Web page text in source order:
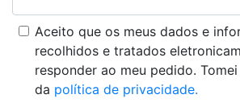
Aceito que os meus dados e
recolhidos e tratados
responder ao meu pedido.
da política de privacidade.